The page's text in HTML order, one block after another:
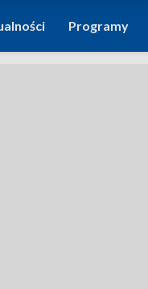
Programy